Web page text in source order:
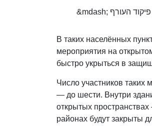
В таких населённых
мероприятия на
быстро укрыться в
Число участников таких
— до шести. Внутри
открытых
районах будут закрыты